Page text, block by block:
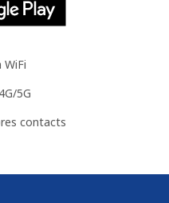
WiFi
5G
contacts